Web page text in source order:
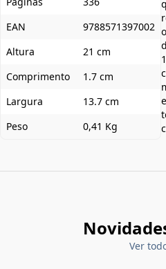
EAN
9788571397002
Altura
21 cm
Comprimento
1.7 cm
Largura
13.7 cm
Peso
0,41 Kg
Ver